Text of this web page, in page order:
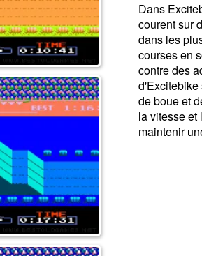
Dans
courent sur
dans les
courses en
contre des
d'Excitebike
de boue et
la vitesse et
maintenir